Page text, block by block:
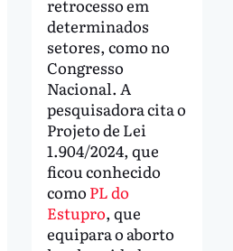
retrocesso em
determinados
setores, como no
Congresso
Nacional. A
pesquisadora cita o
Projeto de Lei
1.904/2024, que
ficou conhecido
como PL do
Estupro, que
equipara o aborto